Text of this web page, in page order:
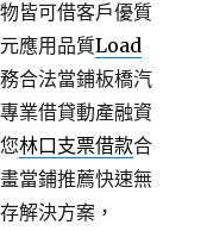
皆可借客戶優質
應用品質Load
合法當鋪板橋汽
業借貸動產融資
林口支票借款合
當鋪推薦快速無
解決方案，